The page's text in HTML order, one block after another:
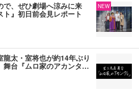
で、ぜひ劇場へ涼みに来
』初日前会見レポート
NEW
龍太・室将也が約14年ぶり
台『ムロ家のアカンタ…